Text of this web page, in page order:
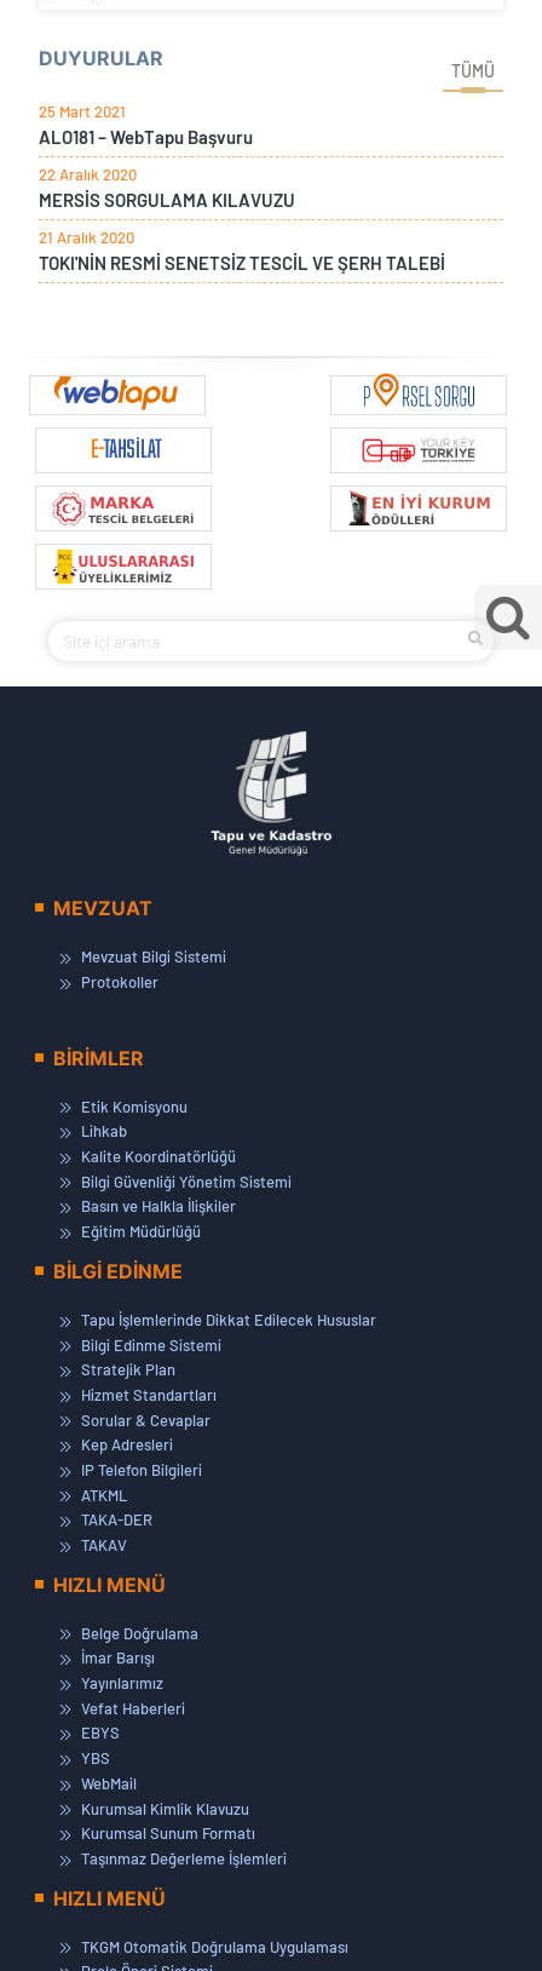
DUYURULAR
TÜMÜ
25 Mart 2021
ALO181 – WebTapu Başvuru
22 Aralık 2020
MERSİS SORGULAMA KILAVUZU
21 Aralık 2020
TOKI'NİN RESMİ SENETSİZ TESCİL VE ŞERH TALEBİ
MEVZUAT
Mevzuat Bilgi Sistemi
Protokoller
BİRİMLER
Etik Komisyonu
Lihkab
Kalite Koordinatörlüğü
Bilgi Güvenliği Yönetim Sistemi
Basın ve Halkla İlişkiler
Eğitim Müdürlüğü
BİLGİ EDİNME
Tapu İşlemlerinde Dikkat Edilecek Hususlar
Bilgi Edinme Sistemi
Stratejik Plan
Hizmet Standartları
Sorular & Cevaplar
Kep Adresleri
IP Telefon Bilgileri
ATKML
TAKA-DER
TAKAV
HIZLI MENÜ
Belge Doğrulama
İmar Barışı
Yayınlarımız
Vefat Haberleri
EBYS
YBS
WebMail
Kurumsal Kimlik Klavuzu
Kurumsal Sunum Formatı
Taşınmaz Değerleme İşlemleri
HIZLI MENÜ
TKGM Otomatik Doğrulama Uygulaması